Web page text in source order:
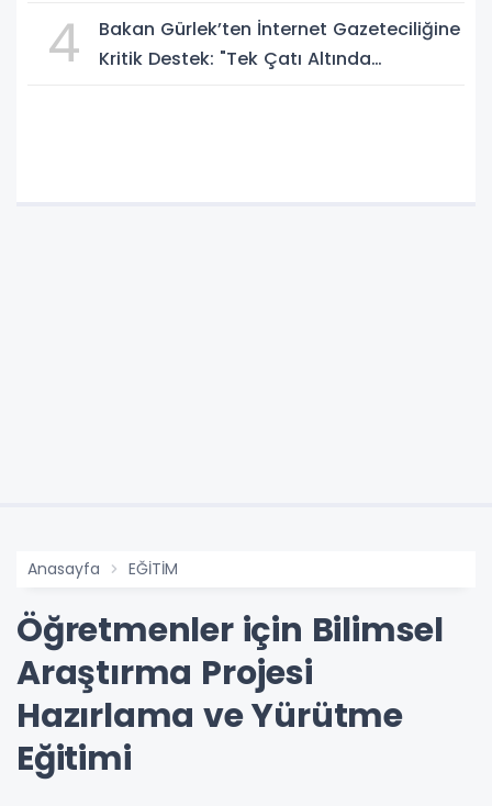
4
Bakan Gürlek’ten İnternet Gazeteciliğine
Kritik Destek: "Tek Çatı Altında
Anasayfa EĞİTİM
Öğretmenler için Bilimsel
Araştırma Projesi
Hazırlama ve Yürütme
Eğitimi